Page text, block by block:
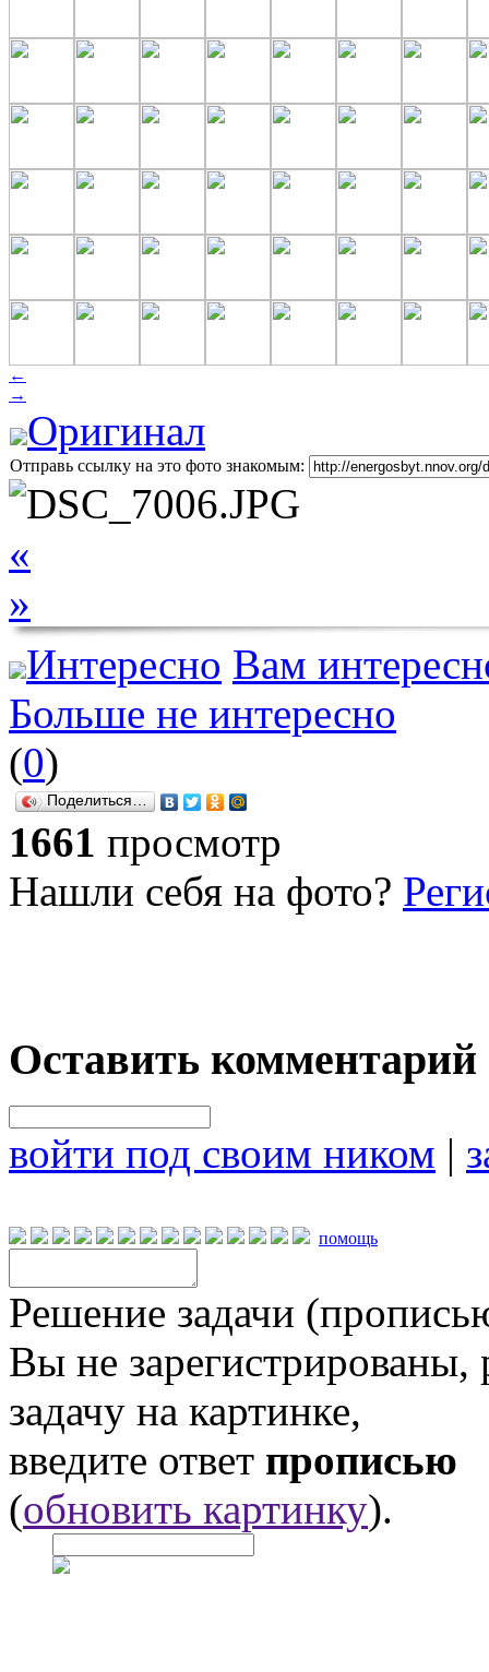
←
→
Оригинал
Отправь ссылку на это фото знакомым:
«
»
Интересно Вам
Больше не интересно
(0)
Поделиться…
1661 просмотр
Нашли себя на фото?
Оставить комментарий
войти под своим ником |
помощь
Решение задачи
Вы не
задачу на картинке,
введите ответ прописью
(обновить картинку).